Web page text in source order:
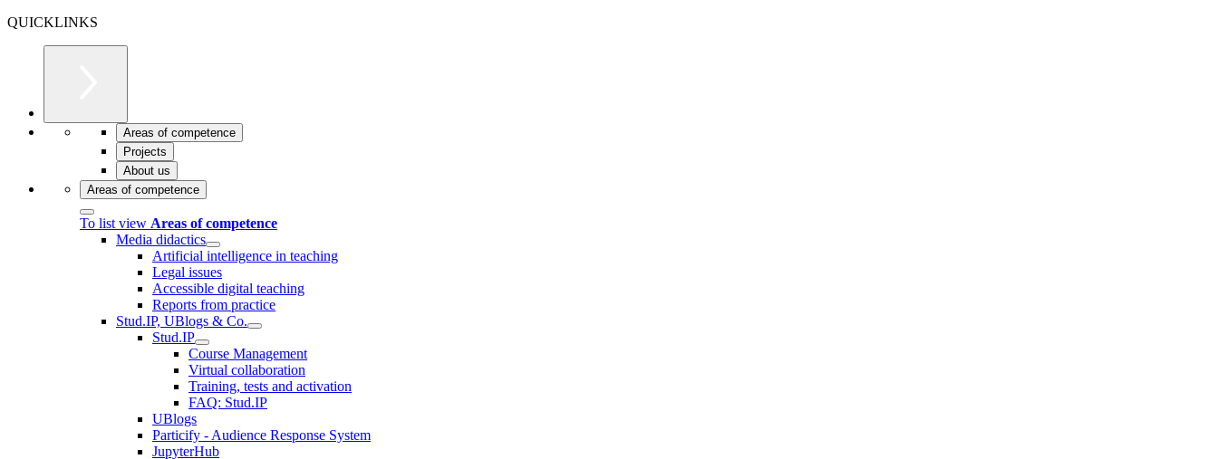
QUICKLINKS
Areas of competence
Projects
About us
Areas of competence
To list view Areas of competence
Media didactics
Artificial intelligence in teaching
Legal issues
Accessible digital teaching
Reports from practice
Stud.IP, UBlogs & Co.
Stud.IP
Course Management
Virtual collaboration
Training, tests and activation
FAQ: Stud.IP
UBlogs
Particify - Audience Response System
JupyterHub